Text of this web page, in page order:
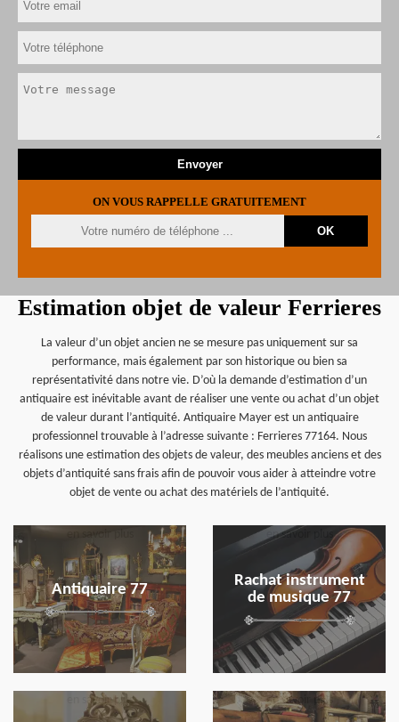
ON VOUS RAPPELLE GRATUITEMENT
Estimation objet de valeur Ferrieres
La valeur d’un objet ancien ne se mesure pas uniquement sur sa
performance, mais également par son historique ou bien sa
représentativité dans notre vie. D’où la demande d’estimation d’un
antiquaire est inévitable avant de réaliser une vente ou achat d’un objet
de valeur durant l’antiquité. Antiquaire Mayer est un antiquaire
professionnel trouvable à l’adresse suivante : Ferrieres 77164. Nous
réalisons une estimation des objets de valeur, des meubles anciens et des
objets d’antiquité sans frais afin de pouvoir vous aider à atteindre votre
objet de vente ou achat des matériels de l’antiquité.
Antiquaire 77
en savoir plus
Rachat instrument
de musique 77
en savoir plus
en savoir plus en savoir plus